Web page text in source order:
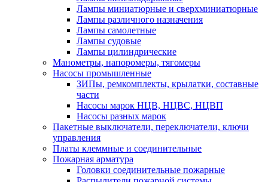
Лампы миниатюрные и сверхминиатюрные
Лампы различного назначения
Лампы самолетные
Лампы судовые
Лампы цилиндрические
Манометры, напоромеры, тягомеры
Насосы промышленные
ЗИПы, ремкомплекты, крылатки, составные
части
Насосы марок НЦВ, НЦВС, НЦВП
Насосы разных марок
Пакетные выключатели, переключатели, ключи
управления
Платы клеммные и соединительные
Пожарная арматура
Головки соединительные пожарные